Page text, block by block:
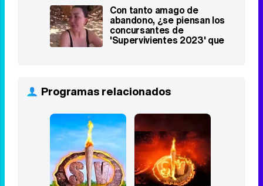
Con tanto amago de
abandono, ¿se piensan los
concursantes de
'Supervivientes 2023' que
están en un resort?
Programas relacionados